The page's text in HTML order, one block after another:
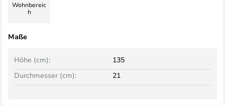
Wohnbereic
h
Maße
Höhe (cm):
135
Durchmesser (cm):
21